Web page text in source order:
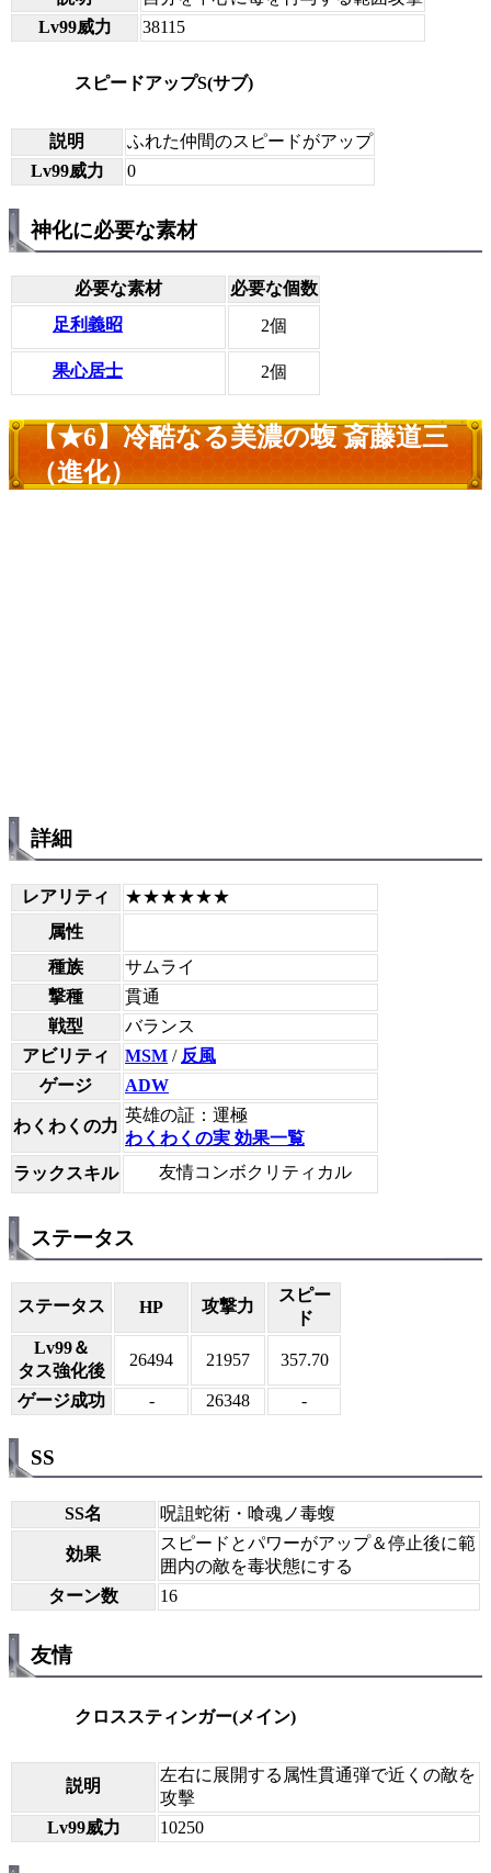
Lv99威力
38115
スピードアップS(サブ)
説明
ふれた仲間のスピードがアップ
Lv99威力
0
神化に必要な素材
必要な素材
必要な個数
足利義昭
2個
果心居士 2個
【★6】冷酷なる美濃の蝮 斎藤道三
（進化）
詳細
レアリティ
★★★★★★
属性
種族
サムライ
撃種
貫通
戦型
バランス
アビリティ
MSM / 反風
ゲージ
ADW
わくわくの力
英雄の証：運極
わくわくの実 効果一覧
ラックスキル
友情コンボクリティカル
ステータス
ステータス HP 攻撃力
スピー
ド
Lv99＆
タス強化後
26494 21957 357.70
ゲージ成功 - 26348 -
SS
SS名 呪詛蛇術・喰魂ノ毒蝮
効果
スピードとパワーがアップ＆停止後に範
囲内の敵を毒状態にする
ターン数
16
友情
クロススティンガー(メイン)
説明
左右に展開する属性貫通弾で近くの敵を
攻擊
Lv99威力
10250